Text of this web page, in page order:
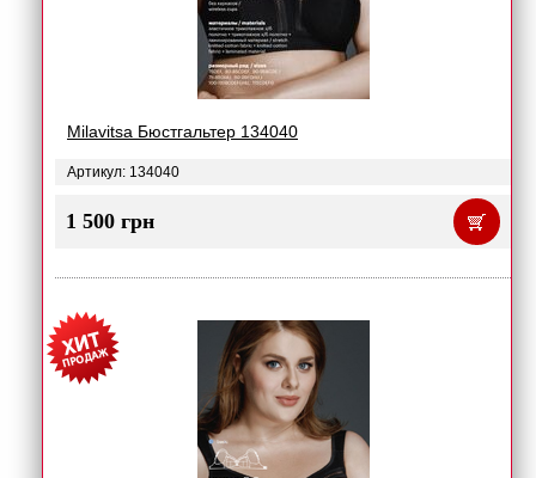
Milavitsa Бюстгальтер 134040
Артикул: 134040
1 500 грн